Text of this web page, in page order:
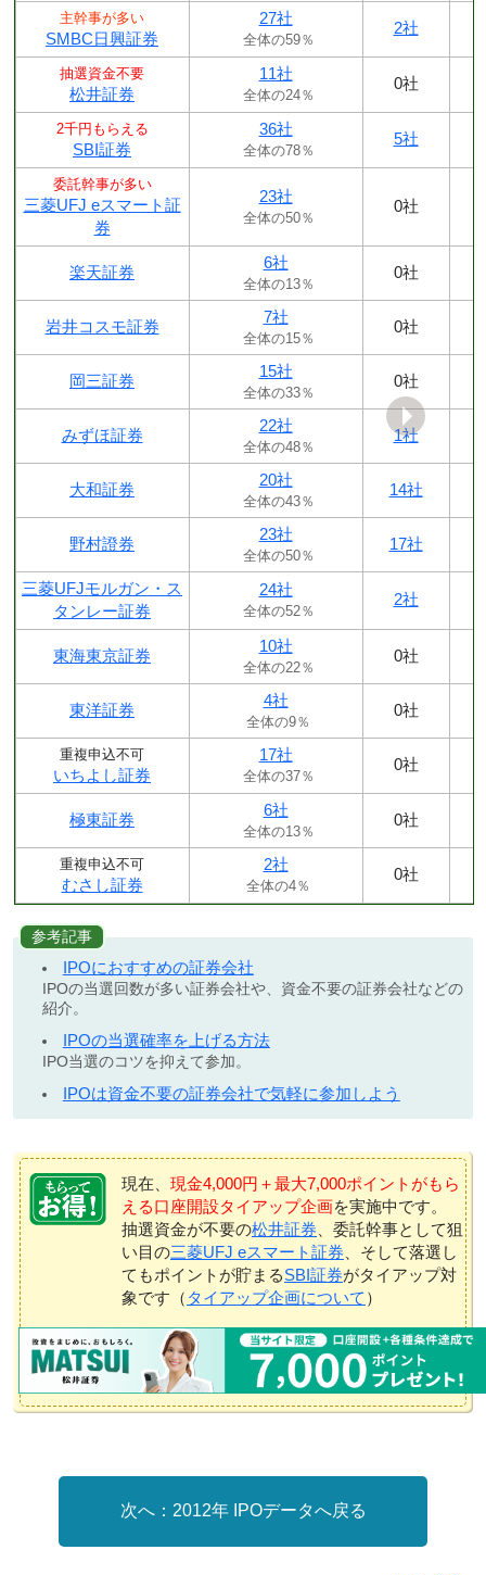
主幹事が多い
SMBC日興証券
27社
全体の59％
2社
抽選資金不要
松井証券
11社
全体の24％
0社
2千円もらえる
SBI証券
36社
全体の78％
5社
委託幹事が多い
三菱UFJ eスマート証
券
23社
全体の50％
0社
楽天証券
6社
全体の13％
0社
岩井コスモ証券
7社
全体の15％
0社
岡三証券
15社
全体の33％
0社
みずほ証券
22社
全体の48％
1社
大和証券
20社
全体の43％
14社
野村證券
23社
全体の50％
17社
三菱UFJモルガン・ス
タンレー証券
24社
全体の52％
2社
東海東京証券
10社
全体の22％
0社
東洋証券
4社
全体の9％
0社
重複申込不可
いちよし証券
17社
全体の37％
0社
極東証券
6社
全体の13％
0社
重複申込不可
むさし証券
2社
全体の4％
0社
参考記事
IPOにおすすめの証券会社
IPOの当選回数が多い証券会社や、資金不要の証券会社などの
紹介。
IPOの当選確率を上げる方法
IPO当選のコツを抑えて参加。
IPOは資金不要の証券会社で気軽に参加しよう
現在、 現金4,000円＋最大7,000ポイントがもら
える口座開設タイアップ企画を実施中です。
抽選資金が不要の松井証券 、委託幹事として狙
い目の三菱UFJ eスマート証券 、そして落選し
てもポイントが貯まるSBI証券がタイアップ対
象です（ タイアップ企画について ）
2012年 IPOデータへ戻る